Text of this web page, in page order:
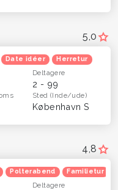
5,0
Date idéer Herretur
Deltagere
2 - 99
Sted(Inde/ude)
København S
4,8
Polterabend Familietur
Deltagere